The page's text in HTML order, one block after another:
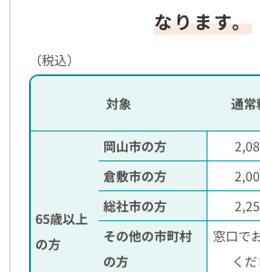
なります。
（税込）
対象 通常
65歳以上
の方
岡山市の方
倉敷市の方
総社市の方
その他の市町村
の方
窓口で
く